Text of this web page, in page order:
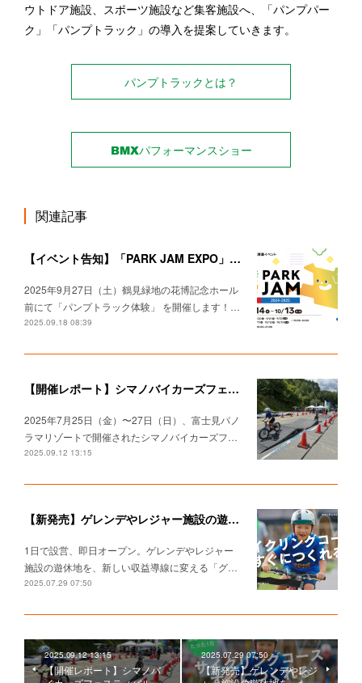
ウトドア施設、スポーツ施設など集客施設へ、「パンプパー
ク」「パンプトラック」の導入を提案していきます。
パンプトラックとは？
BMXパフォーマンスショー
関連記事
【イベント告知】「PARK JAM EXPO」出店決定！パンプトラック＆アーバンスポーツを楽しもう！
2025年9月27日（土）鶴見緑地の花博記念ホール
前にて「パンプトラック体験」 を開催します！…
2025.09.18 08:39
【開催レポート】シマノバイカーズフェスティバル2025でパンプトラック体験＆タイムアタックチャレンジ！
2025年7月25日（金）〜27日（日）、富士見パノ
ラマリゾートで開催されたシマノバイカーズフ…
2025.09.12 13:15
【新発売】 ゲレンデやレジャー施設の遊休地を、たった"1日"で家族向けサイクルパークへ転換できる 「グリーンサイクリングコース・キット」登場！
1日で設営、即日オープン。 ゲレンデやレジャー
施設の遊休地を、 新しい収益導線に変える 「グ…
2025.07.29 07:50
2025.09.12 13:15
【開催レポート】シマノバ
2025.07.29 07:50
【新発売】 ゲレンデやレジ